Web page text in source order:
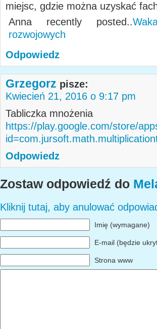
miejsc, gdzie można uzyskać
Anna recently posted..
rozwojowych
Odpowiedz
Grzegorz pisze:
Kwiecień 21, 2016 o 9:17 pm
Tabliczka mnożenia
https://play.google.com/store/
Odpowiedz
Zostaw odpowiedź do
Kliknij tutaj, aby anulować
Imię (wymagane)
E-mail (będzie
Strona www